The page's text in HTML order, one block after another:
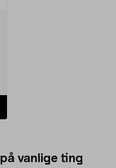
vanlige ting